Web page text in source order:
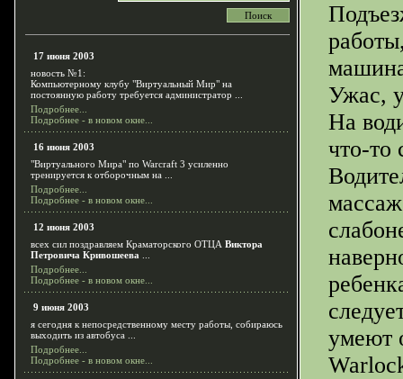
17 июня 2003
новость №1:
Компьютерному клубу "Виртуальный Мир" на
постоянную работу требуется администратор ...
Подробнее...
Подробнее - в новом окне...
16 июня 2003
"Виртуального Мира" по Warcraft 3 усиленно
тренируется к отборочным на ...
Подробнее...
Подробнее - в новом окне...
12 июня 2003
всех сил поздравляем Краматорского ОТЦА Виктора
Петровича Кривошеева
Подробнее...
Подробнее - в новом окне...
9 июня 2003
я сегодня к непосредственному месту работы, собираюсь
выходить из автобуса ...
Подробнее...
Подробнее - в новом окне...
Ужас,
На
что-то
умеют